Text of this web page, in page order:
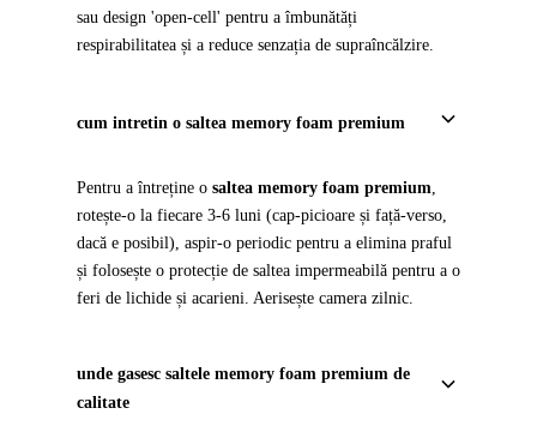
sau design 'open-cell' pentru a îmbunătăți
respirabilitatea și a reduce senzația de supraîncălzire.
cum intretin o saltea memory foam premium
Pentru a întreține o saltea memory foam premium,
rotește-o la fiecare 3-6 luni (cap-picioare și față-verso,
dacă e posibil), aspir-o periodic pentru a elimina praful
și folosește o protecție de saltea impermeabilă pentru a o
feri de lichide și acarieni. Aerisește camera zilnic.
unde gasesc saltele memory foam premium de
calitate